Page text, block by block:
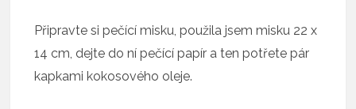
Připravte si pečící misku, použila jsem misku 22 x
14 cm, dejte do ní pečící papír a ten potřete pár
kapkami kokosového oleje.